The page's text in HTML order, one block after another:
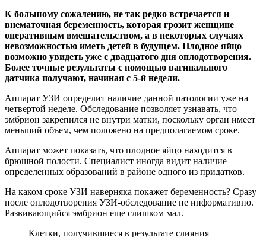
К большому сожалению, не так редко встречается и
внематочная беременность, которая грозит женщине
оперативным вмешательством, а в некоторых случаях
невозможностью иметь детей в будущем. Плодное яйцо
возможно увидеть уже с двадцатого дня оплодотворения.
Более точные результаты с помощью вагинального
датчика получают, начиная с 5-й недели.
Аппарат УЗИ определит наличие данной патологии уже на
четвертой неделе. Обследование позволяет узнавать, что
эмбрион закрепился не внутри матки, поскольку орган имеет
меньший объем, чем положено на предполагаемом сроке.
Аппарат может показать, что плодное яйцо находится в
брюшной полости. Специалист иногда видит наличие
определенных образований в районе одного из придатков.
На каком сроке УЗИ наверняка покажет беременность? Сразу
после оплодотворения УЗИ-обследование не информативно.
Развивающийся эмбрион еще слишком мал.
Клетки, получившиеся в результате слияния